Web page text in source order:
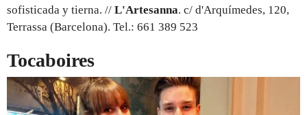
sofisticada y tierna. // L'Artesanna. c/ d'Arquímedes, 120,
Terrassa (Barcelona). Tel.: 661 389 523
Tocaboires